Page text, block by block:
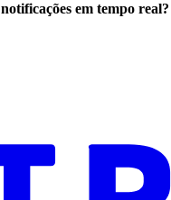
notificações em tempo real?